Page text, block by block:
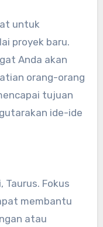
untuk
proyek baru.
Anda akan
orang-orang
tujuan
ide-ide
Taurus. Fokus
membantu
atau